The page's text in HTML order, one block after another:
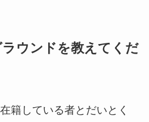
ウンドを教えてくだ
籍している者とだいとく